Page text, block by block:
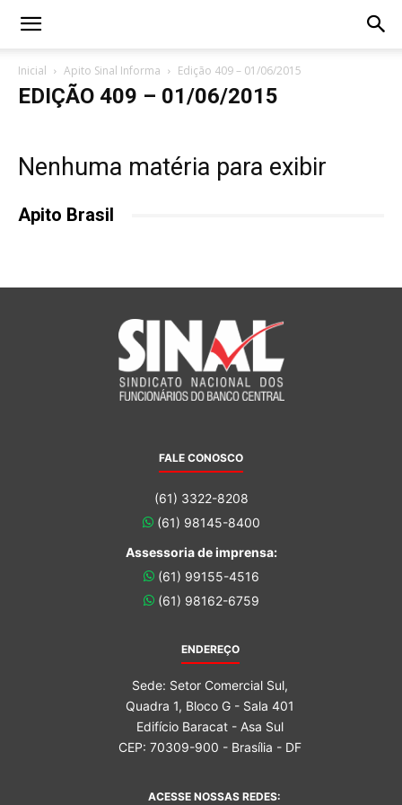
Inicial Apito Sinal Informa Edição 409 – 01/06/2015
EDIÇÃO 409 – 01/06/2015
Nenhuma matéria para exibir
Apito Brasil
FALE CONOSCO
(61) 3322-8208
(61) 98145-8400
Assessoria de imprensa:
(61) 99155-4516
(61) 98162-6759
ENDEREÇO
Sede: Setor Comercial Sul,
Quadra 1, Bloco G - Sala 401
Edifício Baracat - Asa Sul
CEP: 70309-900 - Brasília - DF
ACESSE NOSSAS REDES: